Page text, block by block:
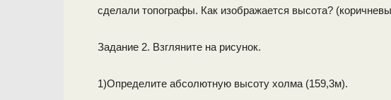
сделали топографы. Как изображается высота?
Задание 2. Взгляните на рисунок.
1)Определите абсолютную высоту холма (159,3м).